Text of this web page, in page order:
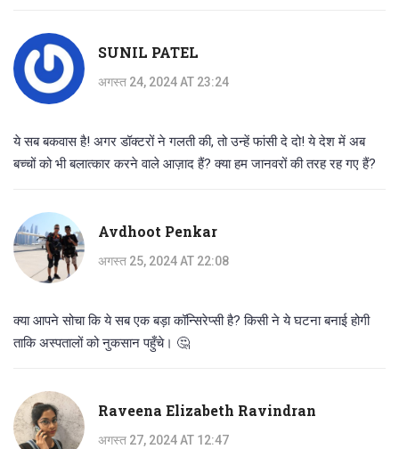
SUNIL PATEL
अगस्त 24, 2024 AT 23:24
ये सब बकवास है! अगर डॉक्टरों ने गलती की, तो उन्हें फांसी दे दो! ये देश में अब
बच्चों को भी बलात्कार करने वाले आज़ाद हैं? क्या हम जानवरों की तरह रह गए हैं?
Avdhoot Penkar
अगस्त 25, 2024 AT 22:08
क्या आपने सोचा कि ये सब एक बड़ा कॉन्सिरेप्सी है? किसी ने ये घटना बनाई होगी
ताकि अस्पतालों को नुकसान पहुँचे। 🤔
Raveena Elizabeth Ravindran
अगस्त 27, 2024 AT 12:47